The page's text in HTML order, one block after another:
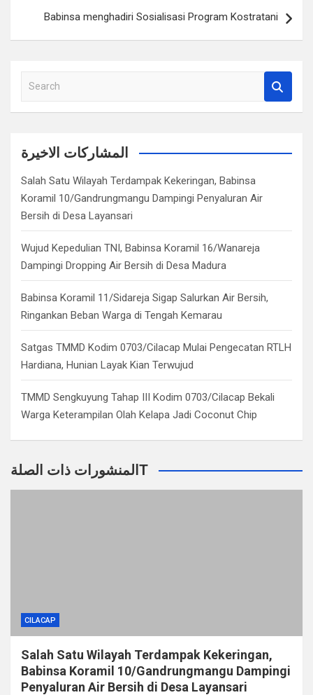
Babinsa menghadiri Sosialisasi Program Kostratani
a
c
المشاركات الاخيرة
Salah Satu Wilayah Terdampak Kekeringan, Babinsa
Koramil 10/Gandrungmangu Dampingi Penyaluran Air
Bersih di Desa Layansari
Wujud Kepedulian TNI, Babinsa Koramil 16/Wanareja
Dampingi Dropping Air Bersih di Desa Madura
Babinsa Koramil 11/Sidareja Sigap Salurkan Air Bersih,
Ringankan Beban Warga di Tengah Kemarau
Satgas TMMD Kodim 0703/Cilacap Mulai Pengecatan RTLH
Hardiana, Hunian Layak Kian Terwujud
TMMD Sengkuyung Tahap III Kodim 0703/Cilacap Bekali
Warga Keterampilan Olah Kelapa Jadi Coconut Chip
المنشورات ذات الصلةT
CILACAP
Salah Satu Wilayah Terdampak Kekeringan,
Babinsa Koramil 10/Gandrungmangu Dampingi
Penyaluran Air Bersih di Desa Layansari